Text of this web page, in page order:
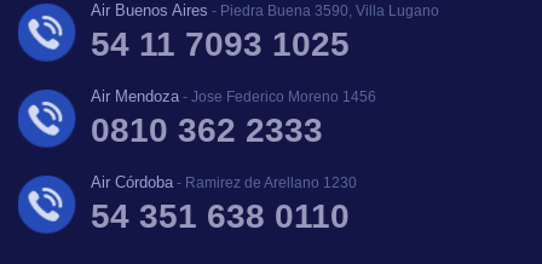
Air Buenos Aires - Piedra Buena 3590, Villa Lugano
54 11 7093 1025
Air Mendoza- Jose Federico Moreno 1456
0810 362 2333
Air Córdoba- Ramirez de Arellano 1230
54 351 638 0110